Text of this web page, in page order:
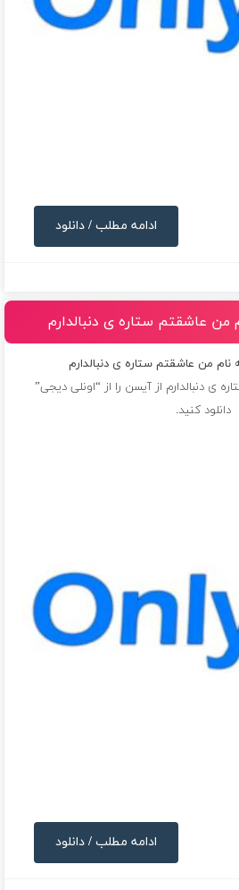
ادامه مطلب / دانلود
من عاشقتم ستاره ی دنبالدارم
نام من عاشقتم ستاره ی دنبالدارم
ی دنبالدارم ازآیسن را از “اونلی دیجی”
دانلود کنید.
ادامه مطلب / دانلود